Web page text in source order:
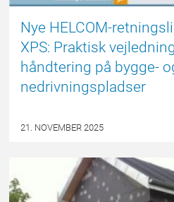
Nye HELCOM-
XPS: Praktisk
håndtering på bygge-
nedrivningspladser
21. NOVEMBER 2025